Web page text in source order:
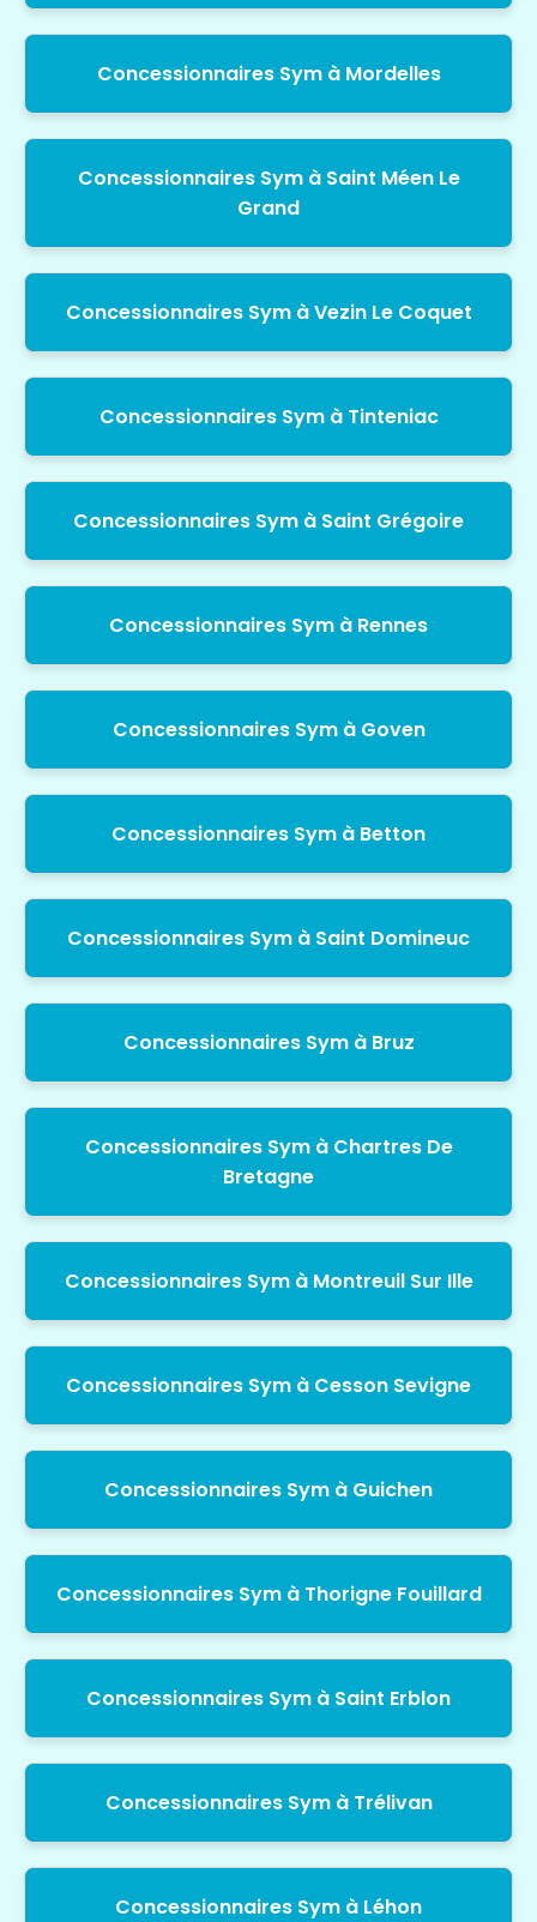
Concessionnaires Sym à Mordelles
Concessionnaires Sym à Saint Méen Le
Grand
Concessionnaires Sym à Vezin Le Coquet
Concessionnaires Sym à Tinteniac
Concessionnaires Sym à Saint Grégoire
Concessionnaires Sym à Rennes
Concessionnaires Sym à Goven
Concessionnaires Sym à Betton
Concessionnaires Sym à Saint Domineuc
Concessionnaires Sym à Bruz
Concessionnaires Sym à Chartres De
Bretagne
Concessionnaires Sym à Montreuil Sur Ille
Concessionnaires Sym à Cesson Sevigne
Concessionnaires Sym à Guichen
Concessionnaires Sym à Thorigne Fouillard
Concessionnaires Sym à Saint Erblon
Concessionnaires Sym à Trélivan
Concessionnaires Sym à Léhon